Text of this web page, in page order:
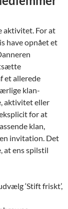
aktivitet. For at
have opnået et
et allerede
klan-
aktivitet eller
for at
klan,
invitation. Det
at ens spilstil
‘Stift friskt’,